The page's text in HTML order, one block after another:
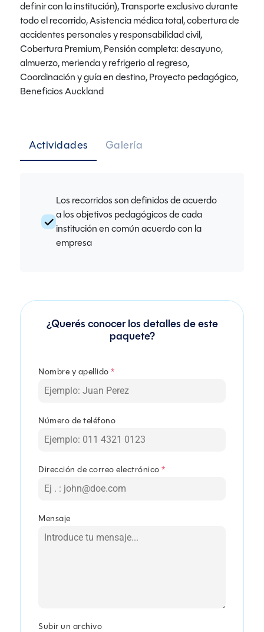
definir con la institución), Transporte exclusivo durante
todo el recorrido, Asistencia médica total, cobertura de
accidentes personales y responsabilidad civil,
Cobertura Premium, Pensión completa: desayuno,
almuerzo, merienda y refrigerio al regreso,
Coordinación y guía en destino, Proyecto pedagógico,
Beneficios Auckland
Actividades Galería
Los recorridos son definidos de acuerdo
a los objetivos pedagógicos de cada
institución en común acuerdo con la
empresa
¿Querés conocer los detalles de este
paquete?
Nombre y apellido*
Número de teléfono
Dirección de correo electrónico*
Mensaje
Subir un archivo